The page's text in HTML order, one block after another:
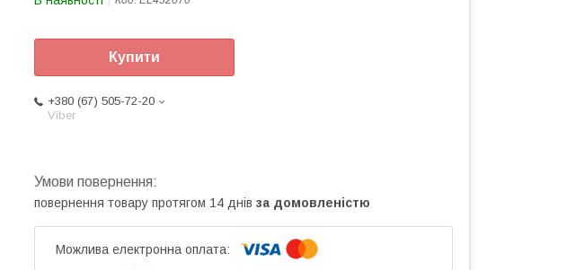
Купити
+380 (67) 505-72-20
Viber
повернення товару протягом 14 днів за домовленістю